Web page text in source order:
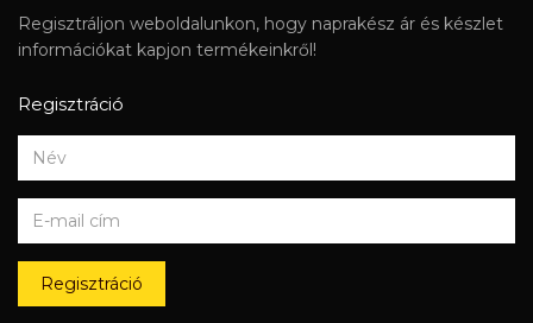
Regisztráljon weboldalunkon, hogy naprakész ár és készlet
információkat kapjon termékeinkről!
Regisztráció
Regisztráció